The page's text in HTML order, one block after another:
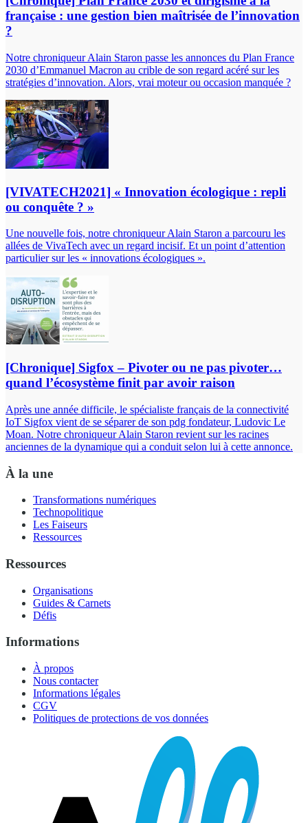
française : une gestion bien maîtrisée de l’innovation
?
Notre chroniqueur Alain Staron passe les annonces du Plan France
2030 d’Emmanuel Macron au crible de son regard acéré sur les
stratégies d’innovation. Alors, vrai moteur ou occasion manquée ?
[VIVATECH2021] « Innovation écologique : repli
ou conquête ? »
Une nouvelle fois, notre chroniqueur Alain Staron a parcouru les
allées de VivaTech avec un regard incisif. Et un point d’attention
particulier sur les « innovations écologiques ».
[Chronique] Sigfox – Pivoter ou ne pas pivoter…
quand l’écosystème finit par avoir raison
Après une année difficile, le spécialiste français de la connectivité
IoT Sigfox vient de se séparer de son pdg fondateur, Ludovic Le
Moan. Notre chroniqueur Alain Staron revient sur les racines
anciennes de la dynamique qui a conduit selon lui à cette annonce.
À la une
Transformations numériques
Technopolitique
Les Faiseurs
Ressources
Ressources
Organisations
Guides & Carnets
Défis
Informations
À propos
Nous contacter
Informations légales
CGV
Politiques de protections de vos données